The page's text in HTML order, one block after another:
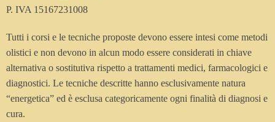
P. IVA 15167231008
Tutti i corsi e le tecniche proposte devono essere intesi come metodi
olistici e non devono in alcun modo essere considerati in chiave
alternativa o sostitutiva rispetto a trattamenti medici, farmacologici e
diagnostici. Le tecniche descritte hanno esclusivamente natura
“energetica” ed è esclusa categoricamente ogni finalità di diagnosi e
cura.